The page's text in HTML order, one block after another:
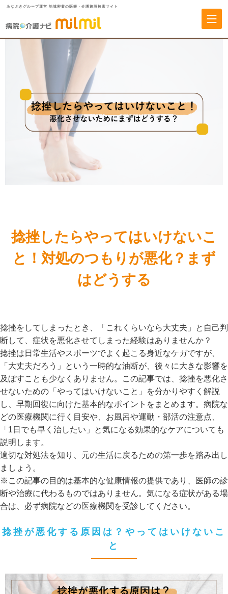
あなぶきグループ運営 地域密着の医療・介護施設検索サイト
捻挫したらやってはいけないこ
と！対処のつもりが悪化？まず
はどうする
捻挫をしてしまったとき、「これくらいなら大丈夫」と自己判
断して、症状を悪化させてしまった経験はありませんか？
捻挫は日常生活やスポーツでよく起こる身近なケガですが、
「大丈夫だろう」という一時的な油断が、後々に大きな影響を
及ぼすことも少なくありません。この記事では、捻挫を悪化さ
せないための「やってはいけないこと」を分かりやすく解説
し、早期回復に向けた基本的なポイントをまとめます。病院な
どの医療機関に行く目安や、お風呂や運動・部活の注意点、
「1日でも早く治したい」と気になる効果的なケアについても
説明します。
適切な対処法を知り、元の生活に戻るための第一歩を踏み出し
ましょう。
※この記事の目的は基本的な健康情報の提供であり、医師の診
断や治療に代わるものではありません。気になる症状がある場
合は、必ず病院などの医療機関を受診してください。
捻挫が悪化する原因は？やってはいけないこ
と